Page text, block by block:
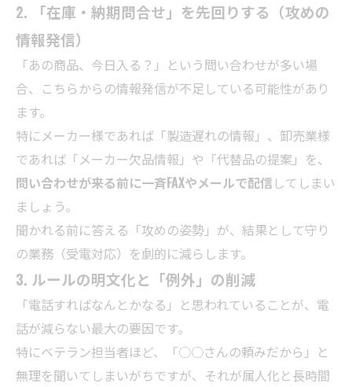
2. 「在庫・納期問合せ」を先回りする（攻めの
情報発信）
「あの商品、今日入る？」という問い合わせが多い場
合、こちらからの情報発信が不足している可能性があり
ます。
特にメーカー様であれば「製造遅れの情報」、卸売業様
であれば「メーカー欠品情報」や「代替品の提案」を、
問い合わせが来る前に一斉FAXやメールで配信 してしまい
ましょう。
聞かれる前に答える「攻めの姿勢」が、結果として守り
の業務（受電対応）を劇的に減らします。
3. ルールの明文化と「例外」の削減
「電話すればなんとかなる」と思われていることが、電
話が減らない最大の要因です。
特にベテラン担当者ほど、「○○さんの頼みだから」と
無理を聞いてしまいがちですが、それが属人化と長時間